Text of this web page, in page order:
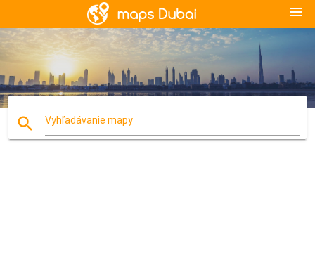
menu
search Vyhľadávanie mapy